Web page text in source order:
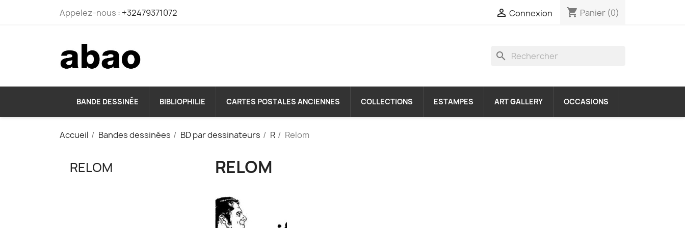
Appelez-nous : +32479371072  Connexion shopping_cart Panier (0)
search
BANDE DESSINÉE BIBLIOPHILIE CARTES POSTALES ANCIENNES COLLECTIONS ESTAMPES ART GALLERY OCCASIONS
Accueil Bandes dessinées BD par dessinateurs R Relom
RELOM RELOM